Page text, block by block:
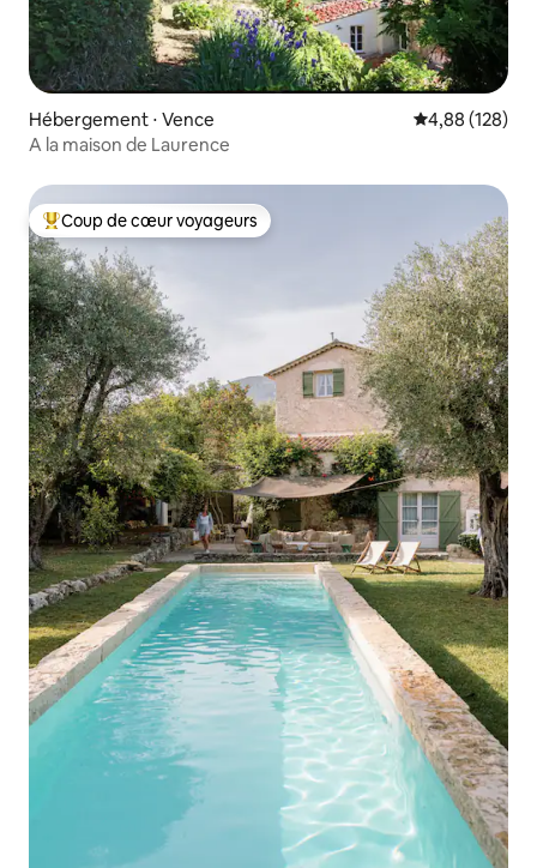
Hébergement ⋅ Vence Évaluation
4,88 (128)
A la maison de Laurence
Coups de cœur voyageurs les plus appréciés
Coup de cœur voyageurs